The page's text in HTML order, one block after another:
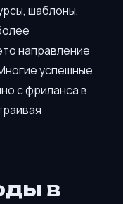
шаблоны,
направление
успешные
с фриланса в
в